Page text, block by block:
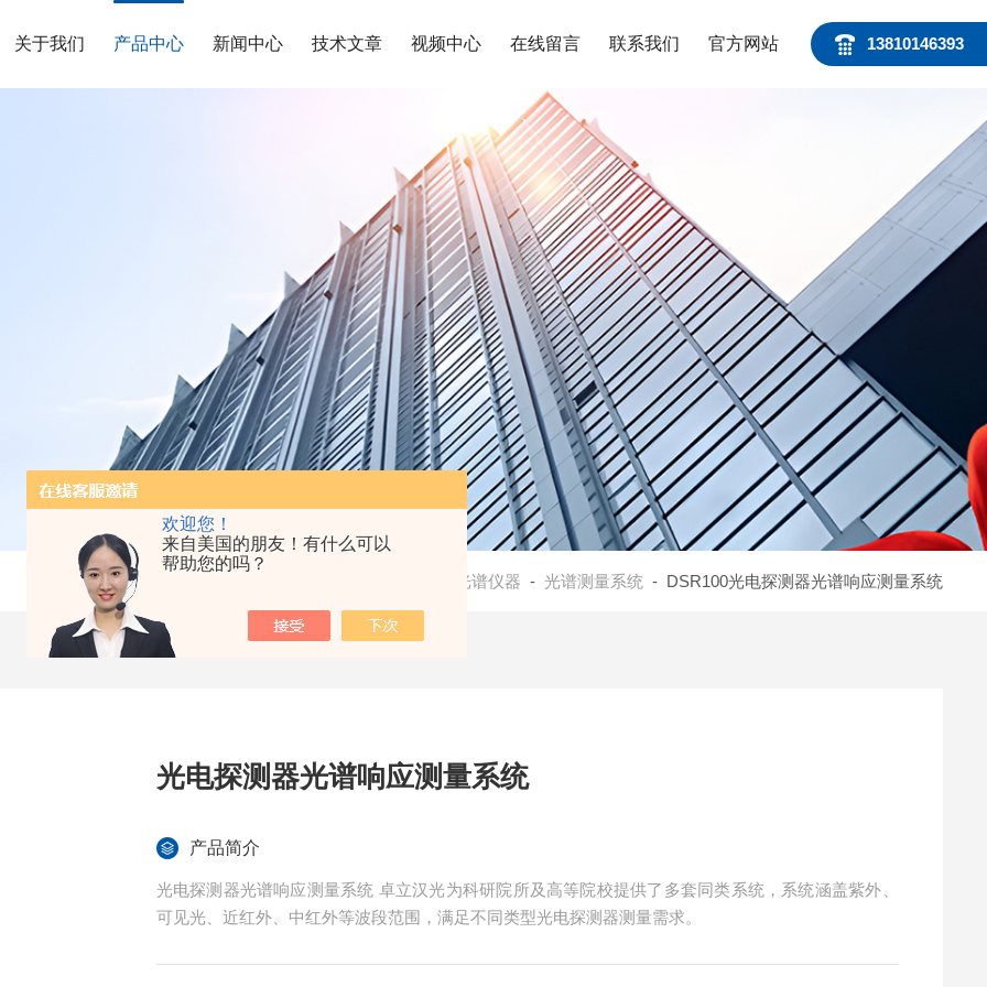
欢迎您！
来自美国的朋友！有什么可以
帮助您的吗？
13810146393
关于我们 产品中心 新闻中心 技术文章 视频中心 在线留言 联系我们 官方网站
光谱仪器 - 光谱测量系统 - DSR100光电探测器光谱响应测量系统
光电探测器光谱响应测量系统
产品简介
光电探测器光谱响应测量系统 卓立汉光为科研院所及高等院校提供了多套同类系统，系统涵盖紫外、
可见光、近红外、中红外等波段范围，满足不同类型光电探测器测量需求。